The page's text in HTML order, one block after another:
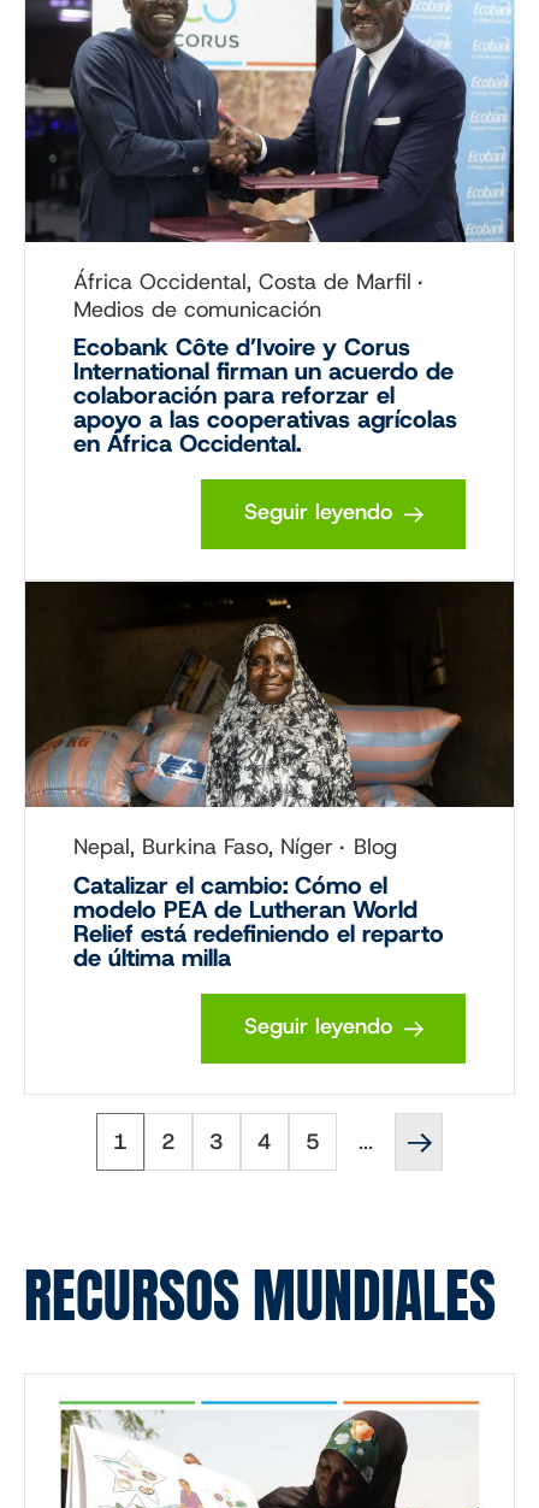
África Occidental, Costa de Marfil
Medios de comunicación
Ecobank Côte d’Ivoire y Corus
International firman un acuerdo de
colaboración para reforzar el
apoyo a las cooperativas agrícolas
en África Occidental.
Seguir leyendo
Nepal, Burkina Faso, Níger Blog
Catalizar el cambio: Cómo el
modelo PEA de Lutheran World
Relief está redefiniendo el reparto
de última milla
Seguir leyendo
Paginación
1 2 3 4 5 ...
siguiente
RECURSOS MUNDIALES